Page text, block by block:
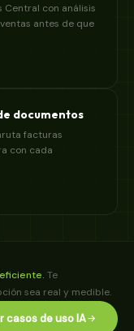
Central con análisis
antes de que
documentos
facturas
con cada
Te
sea real y medible.
casos de uso IA